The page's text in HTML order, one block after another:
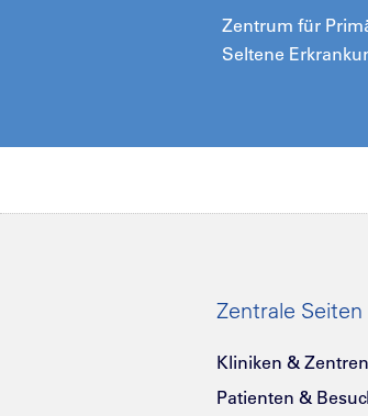
Zentrum für
Seltene
Zentrale Seiten
Kliniken & Zentren
Patienten &